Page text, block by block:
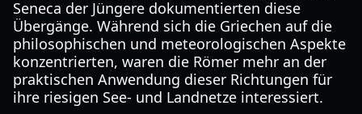
Seneca der Jüngere dokumentierten diese
Übergänge. Während sich die Griechen auf die
philosophischen und meteorologischen Aspekte
konzentrierten, waren die Römer mehr an der
praktischen Anwendung dieser Richtungen für
ihre riesigen See- und Landnetze interessiert.